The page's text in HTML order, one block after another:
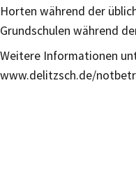
Horten während der
Grundschulen während
Weitere Informationen
www.delitzsch.de/